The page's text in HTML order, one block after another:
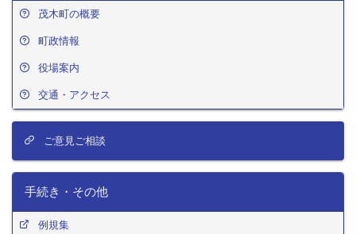
茂木町の概要
町政情報
役場案内
交通・アクセス
ご意見ご相談
手続き・その他
例規集